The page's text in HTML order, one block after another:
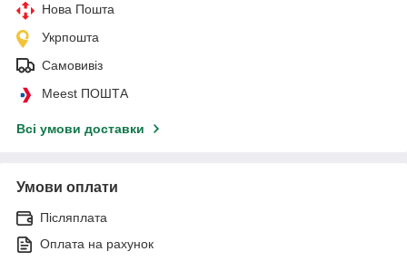
Нова Пошта
Укрпошта
Самовивіз
Meest ПОШТА
Всі умови доставки
Умови оплати
Післяплата
Оплата на рахунок